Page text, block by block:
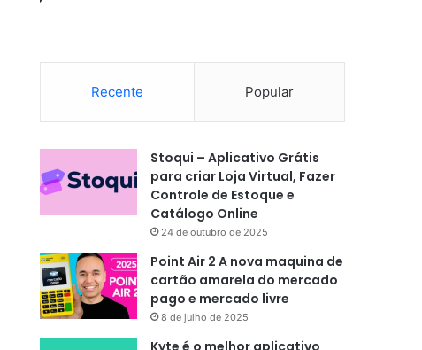
Recente Popular
Stoqui – Aplicativo Grátis
para criar Loja Virtual, Fazer
Controle de Estoque e
Catálogo Online
24 de outubro de 2025
Point Air 2 A nova maquina de
cartão amarela do mercado
pago e mercado livre
8 de julho de 2025
Kyte é o melhor aplicativo